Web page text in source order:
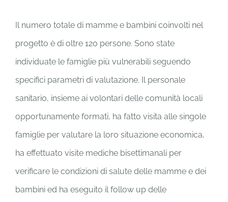
Il numero totale di mamme e bambini coinvolti nel
progetto è di oltre 120 persone. Sono state
individuate le famiglie più vulnerabili seguendo
specifici parametri di valutazione. Il personale
sanitario, insieme ai volontari delle comunità locali
opportunamente formati, ha fatto visita alle singole
famiglie per valutare la loro situazione economica,
ha effettuato visite mediche bisettimanali per
verificare le condizioni di salute delle mamme e dei
bambini ed ha eseguito il follow up delle